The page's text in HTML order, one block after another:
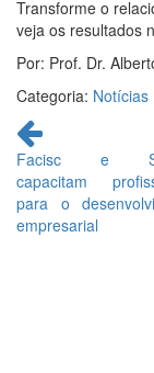
Transforme o
veja os resultados
Por: Prof. Dr.
Categoria: Notícias
Continue
lendo
Facisc e
capacitam
para o
empresarial